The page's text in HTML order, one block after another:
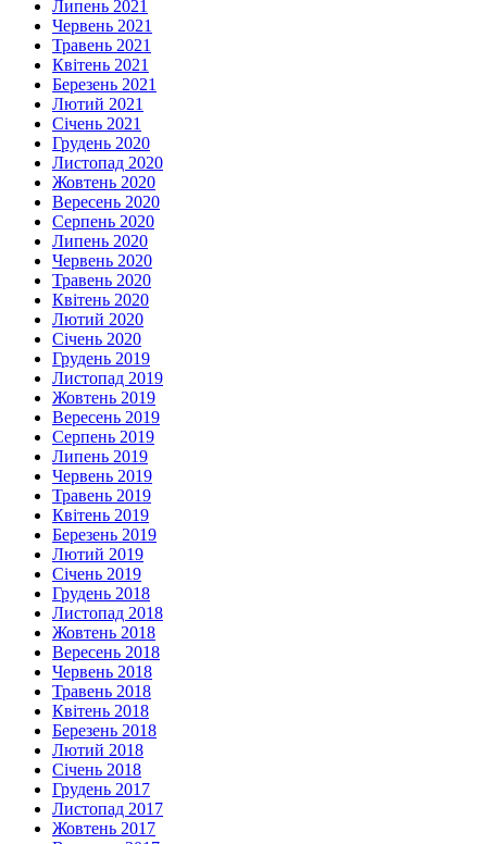
Липень 2021
Червень 2021
Травень 2021
Квітень 2021
Березень 2021
Лютий 2021
Січень 2021
Грудень 2020
Листопад 2020
Жовтень 2020
Вересень 2020
Серпень 2020
Липень 2020
Червень 2020
Травень 2020
Квітень 2020
Лютий 2020
Січень 2020
Грудень 2019
Листопад 2019
Жовтень 2019
Вересень 2019
Серпень 2019
Липень 2019
Червень 2019
Травень 2019
Квітень 2019
Березень 2019
Лютий 2019
Січень 2019
Грудень 2018
Листопад 2018
Жовтень 2018
Вересень 2018
Червень 2018
Травень 2018
Квітень 2018
Березень 2018
Лютий 2018
Січень 2018
Грудень 2017
Листопад 2017
Жовтень 2017